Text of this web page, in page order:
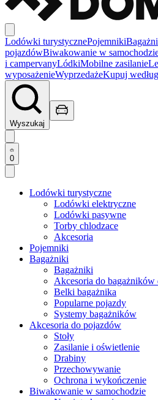
Lodówki turystycznePojemniki
pojazdówBiwakowanie w
i campervanyLódkiMobilne zasilanie
wyposażenieWyprzedażeKupuj
Wyszukaj
0
Lodówki turystyczne
Lodówki elektryczne
Lodówki pasywne
Torby chlodzace
Akcesoria
Pojemniki
Bagażniki
Bagażniki
Akcesoria do bagażników
Belki bagażnika
Popularne pojazdy
Systemy bagażników
Akcesoria do pojazdów
Stoły
Zasilanie i oświetlenie
Drabiny
Przechowywanie
Ochrona i wykończenie
Biwakowanie w samochodzie